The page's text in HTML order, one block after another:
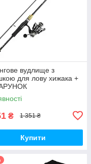
вудлище з
для лову хижака +
₴ 1 351 ₴
Купити